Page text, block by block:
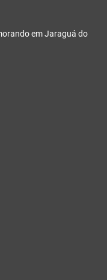
em Jaraguá do